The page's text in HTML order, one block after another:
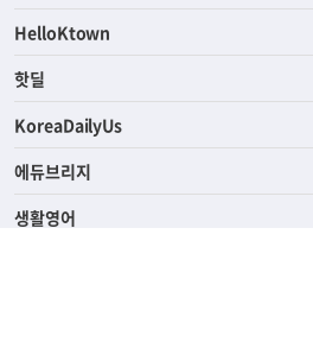
HelloKtown
핫딜
KoreaDailyUs
에듀브리지
생활영어